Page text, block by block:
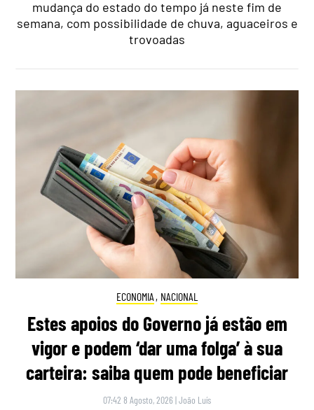
mudança do estado do tempo já neste fim de
semana, com possibilidade de chuva, aguaceiros e
trovoadas
ECONOMIA , NACIONAL
Estes apoios do Governo já estão em
vigor e podem ‘dar uma folga’ à sua
carteira: saiba quem pode beneficiar
07:42 8 Agosto, 2026 |João Luís